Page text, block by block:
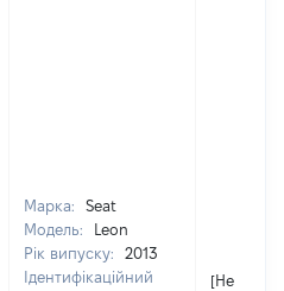
Марка:
Seat
Модель:
Leon
Рік випуску:
2013
Ідентифікаційний
[Не